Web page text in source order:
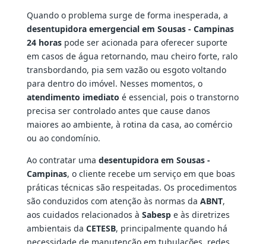
Quando o problema surge de forma inesperada, a
desentupidora emergencial em Sousas - Campinas
24 horaspode ser acionada para oferecer suporte
em casos de água retornando, mau cheiro forte, ralo
transbordando, pia sem vazão ou esgoto voltando
para dentro do imóvel. Nesses momentos, o
atendimento imediato é essencial, pois o transtorno
precisa ser controlado antes que cause danos
maiores ao ambiente, à rotina da casa, ao comércio
ou ao condomínio.
Ao contratar uma desentupidora em Sousas -
Campinas, o cliente recebe um serviço em que boas
práticas técnicas são respeitadas. Os procedimentos
são conduzidos com atenção às normas da ABNT,
aos cuidados relacionados à Sabespe às diretrizes
ambientais da CETESB, principalmente quando há